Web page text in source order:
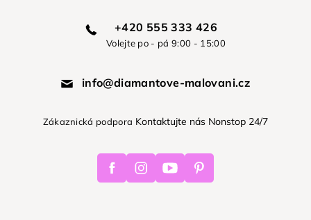
+420 555 333 426
Volejte po - pá 9:00 - 15:00
info@diamantove-malovani.cz
Zákaznická podpora Kontaktujte nás Nonstop 24/7
FacebookInstagramYoutube Pinterest